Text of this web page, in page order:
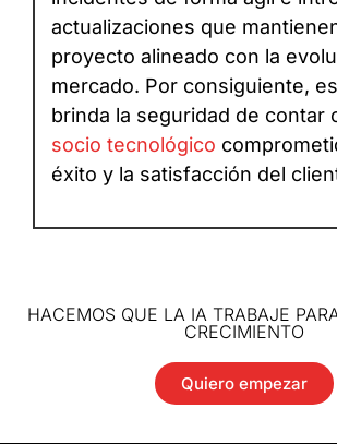
actualizaciones que
proyecto alineado con la
mercado. Por consiguiente,
brinda la seguridad de contar
socio tecnológico
éxito y la satisfacción del
HACEMOS QUE LA IA TRABAJE
CRECIMIENTO
Quiero empezar